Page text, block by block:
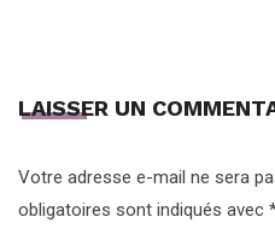
LAISSER UN
Votre adresse e-mail ne sera
obligatoires sont indiqués avec